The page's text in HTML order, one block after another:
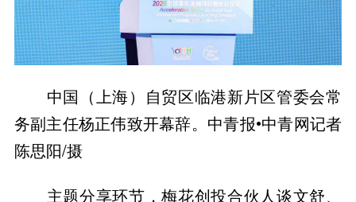
中国（上海）自贸区临港新片区管委会常
务副主任杨正伟致开幕辞。中青报•中青网记者
陈思阳/摄
主题分享环节，梅花创投合伙人谈文舒、